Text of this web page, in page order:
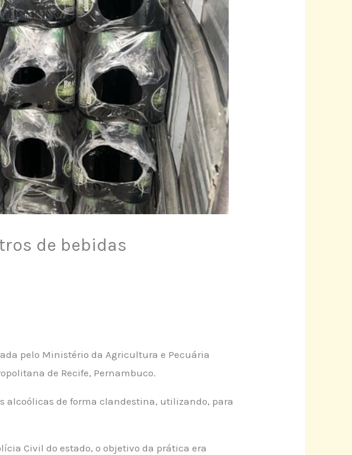
de bebidas
pelo Ministério da Agricultura e Pecuária
de Recife, Pernambuco.
alcoólicas de forma clandestina, utilizando, para
Civil do estado, o objetivo da prática era